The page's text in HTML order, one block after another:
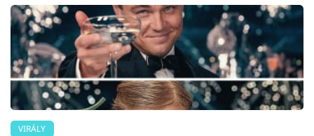
VIRÁLY